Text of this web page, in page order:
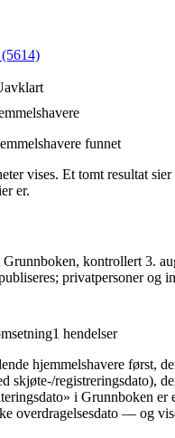
funnet
vises. Et tomt resultat
er.
, kontrollert 3.
privatpersoner og
1 hendelser
hjemmelshavere først,
skjøte-/registreringsdato),
i Grunnboken er
overdragelsesdato — og